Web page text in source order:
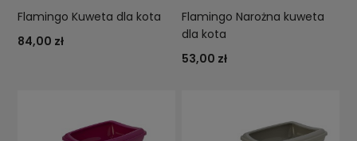
Flamingo Kuweta dla kota
84,00 zł
Flamingo Narożna kuweta
dla kota
53,00 zł